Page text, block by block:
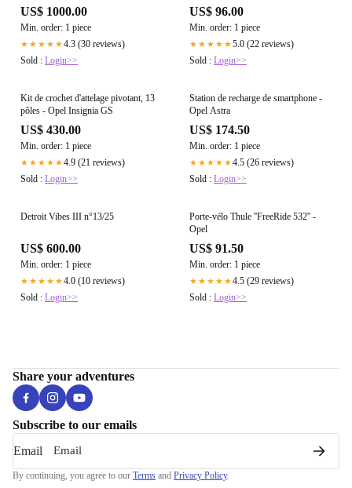
US$ 1000.00
Min. order: 1 piece
★★★★★4.3 (30 reviews)
Sold : Login>>
US$ 96.00
Min. order: 1 piece
★★★★★5.0 (22 reviews)
Sold : Login>>
Kit de crochet d'attelage pivotant, 13
pôles - Opel Insignia GS
US$ 430.00
Min. order: 1 piece
★★★★★4.9 (21 reviews)
Sold : Login>>
Station de recharge de smartphone -
Opel Astra
US$ 174.50
Min. order: 1 piece
★★★★★4.5 (26 reviews)
Sold : Login>>
Detroit Vibes III n°13/25
US$ 600.00
Min. order: 1 piece
★★★★★4.0 (10 reviews)
Sold : Login>>
Porte-vélo Thule ''FreeRide 532'' -
Opel
US$ 91.50
Min. order: 1 piece
★★★★★4.5 (29 reviews)
Sold : Login>>
Share your adventures
Subscribe to our emails
Email
By continuing, you agree to our Terms and Privacy Policy.